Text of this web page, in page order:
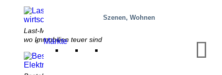
Szenen, Wohnen
Märkte
Last-Mile-Verteilzentren sind einfach und wirtschaftlich,
wo Immobilien teuer sind